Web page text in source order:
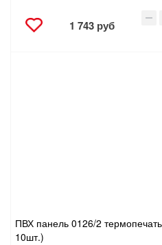
1 743 руб
ПВХ панель 0126/2
10шт.)